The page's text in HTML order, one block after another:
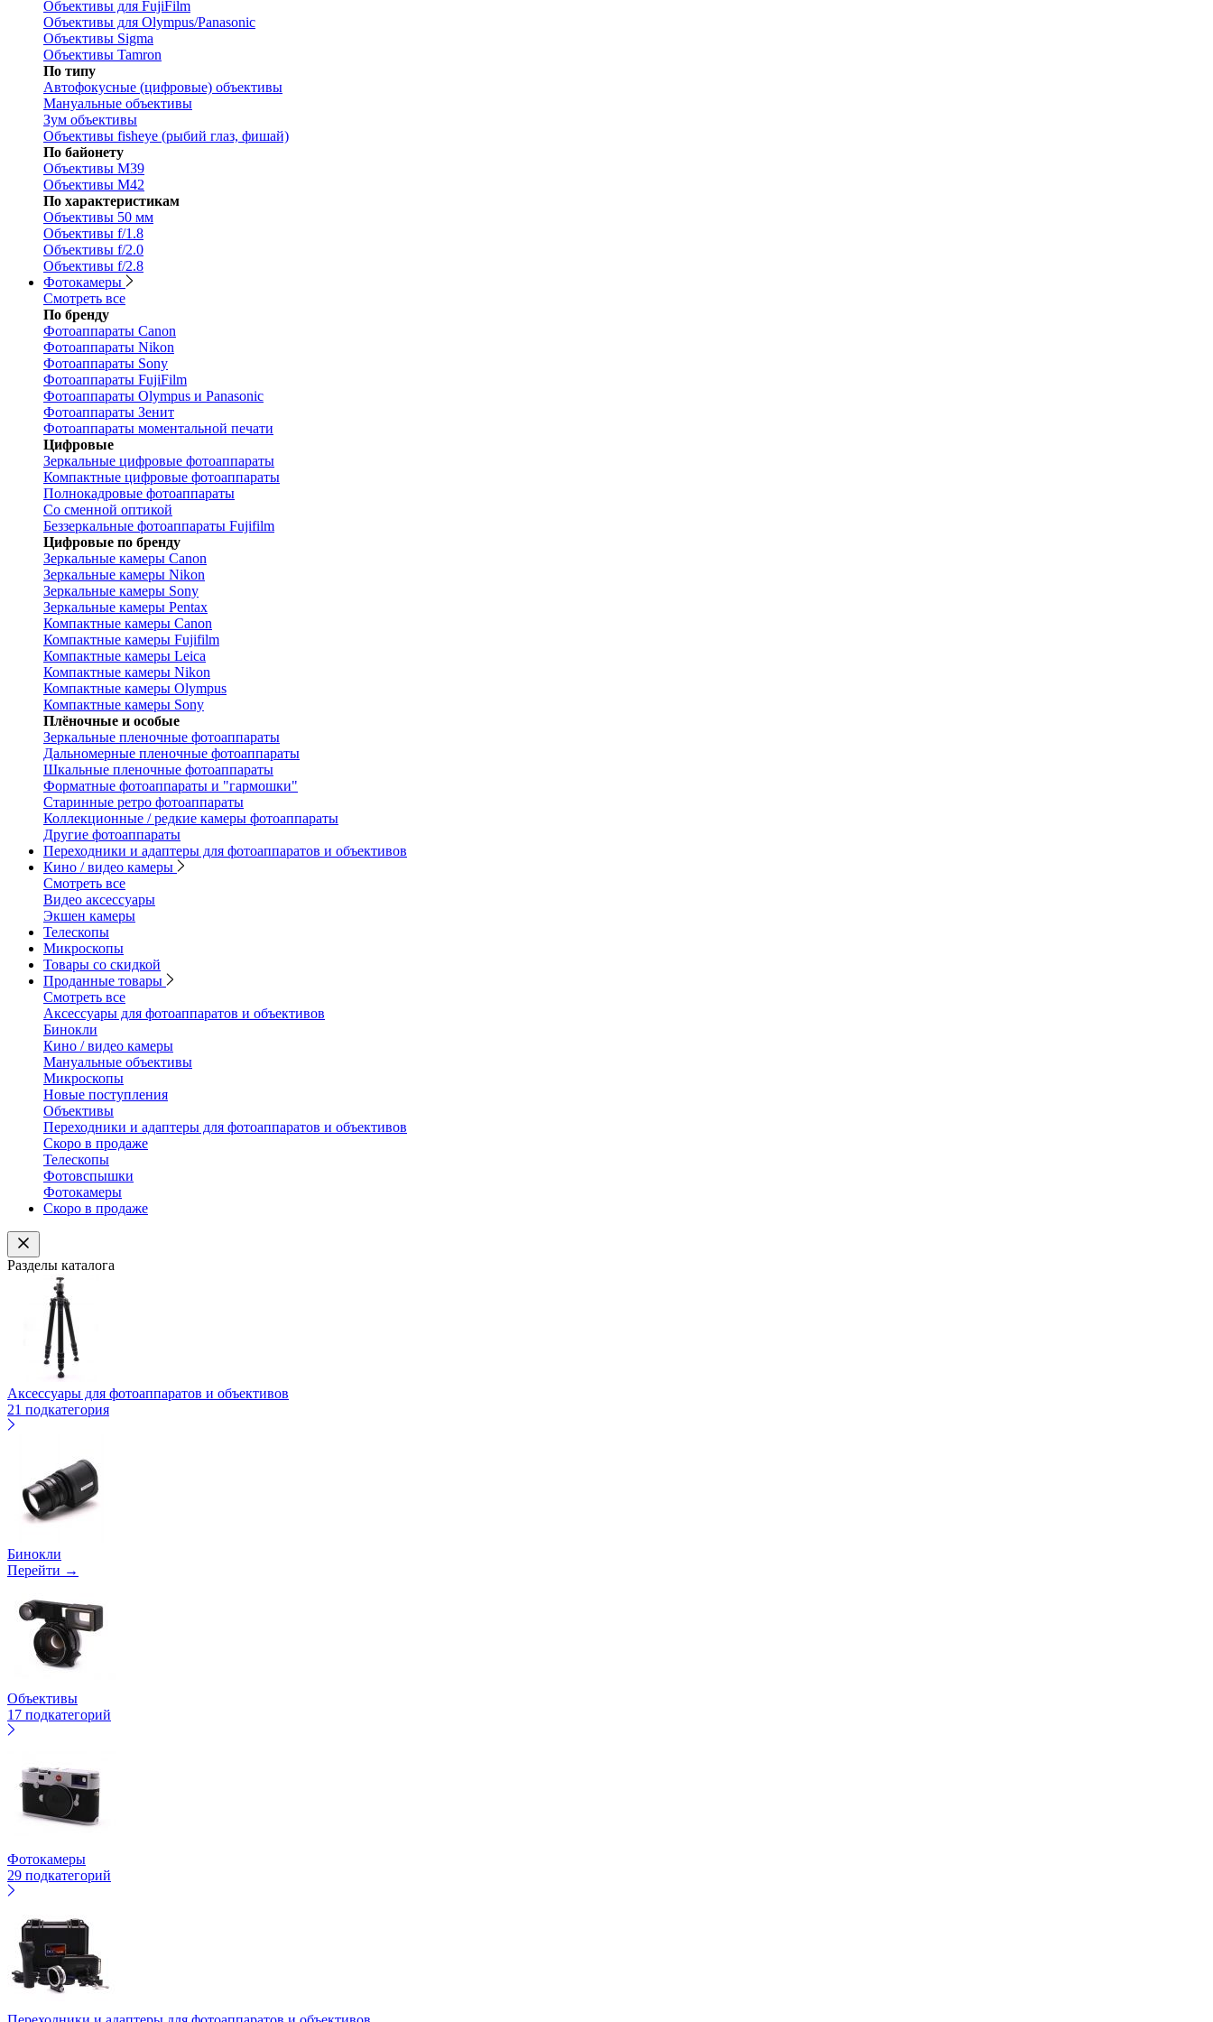
Объективы для FujiFilm
Объективы для Olympus/Panasonic
Объективы Sigma
Объективы Tamron
По типу
Автофокусные (цифровые) объективы
Мануальные объективы
Зум объективы
Объективы fisheye (рыбий глаз, фишай)
По байонету
Объективы M39
Объективы M42
По характеристикам
Объективы 50 мм
Объективы f/1.8
Объективы f/2.0
Объективы f/2.8
Фотокамеры
Смотреть все
По бренду
Фотоаппараты Canon
Фотоаппараты Nikon
Фотоаппараты Sony
Фотоаппараты FujiFilm
Фотоаппараты Olympus и Panasonic
Фотоаппараты Зенит
Фотоаппараты моментальной печати
Цифровые
Зеркальные цифровые фотоаппараты
Компактные цифровые фотоаппараты
Полнокадровые фотоаппараты
Со сменной оптикой
Беззеркальные фотоаппараты Fujifilm
Цифровые по бренду
Зеркальные камеры Canon
Зеркальные камеры Nikon
Зеркальные камеры Sony
Зеркальные камеры Pentax
Компактные камеры Canon
Компактные камеры Fujifilm
Компактные камеры Leica
Компактные камеры Nikon
Компактные камеры Olympus
Компактные камеры Sony
Плёночные и особые
Зеркальные пленочные фотоаппараты
Дальномерные пленочные фотоаппараты
Шкальные пленочные фотоаппараты
Форматные фотоаппараты и "гармошки"
Старинные ретро фотоаппараты
Коллекционные / редкие камеры фотоаппараты
Другие фотоаппараты
Переходники и адаптеры для фотоаппаратов и объективов
Кино / видео камеры
Смотреть все
Видео аксессуары
Экшен камеры
Телескопы
Микроскопы
Товары со скидкой
Проданные товары
Смотреть все
Аксессуары для фотоаппаратов и объективов
Бинокли
Кино / видео камеры
Мануальные объективы
Микроскопы
Новые поступления
Объективы
Переходники и адаптеры для фотоаппаратов и объективов
Скоро в продаже
Телескопы
Фотовспышки
Фотокамеры
Скоро в продаже
Разделы каталога
Аксессуары для фотоаппаратов и объективов
21 подкатегория
Бинокли
Перейти →
Объективы
17 подкатегорий
Фотокамеры
29 подкатегорий